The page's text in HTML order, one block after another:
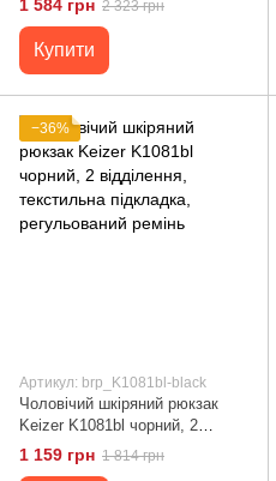
регульованим ременем,
натуральна шкіра
1 584 грн 2 323 грн
Купити
−36%
Артикул: brp_K1081bl-black
Чоловічий шкіряний рюкзак
Keizer K1081bl чорний, 2
відділення, текстильна
підкладка, регульований
1 159 грн 1 814 грн